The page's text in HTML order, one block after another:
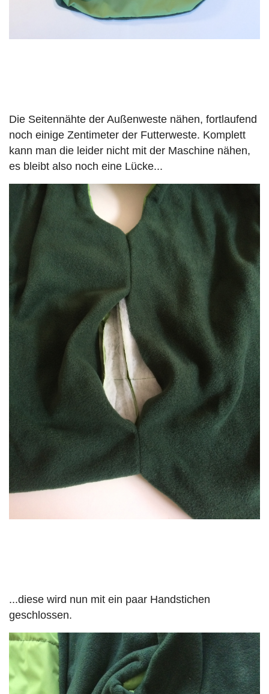
Die Seitennähte der Außenweste nähen, fortlaufend
noch einige Zentimeter der Futterweste. Komplett
kann man die leider nicht mit der Maschine nähen,
es bleibt also noch eine Lücke...
...diese wird nun mit ein paar Handstichen
geschlossen.